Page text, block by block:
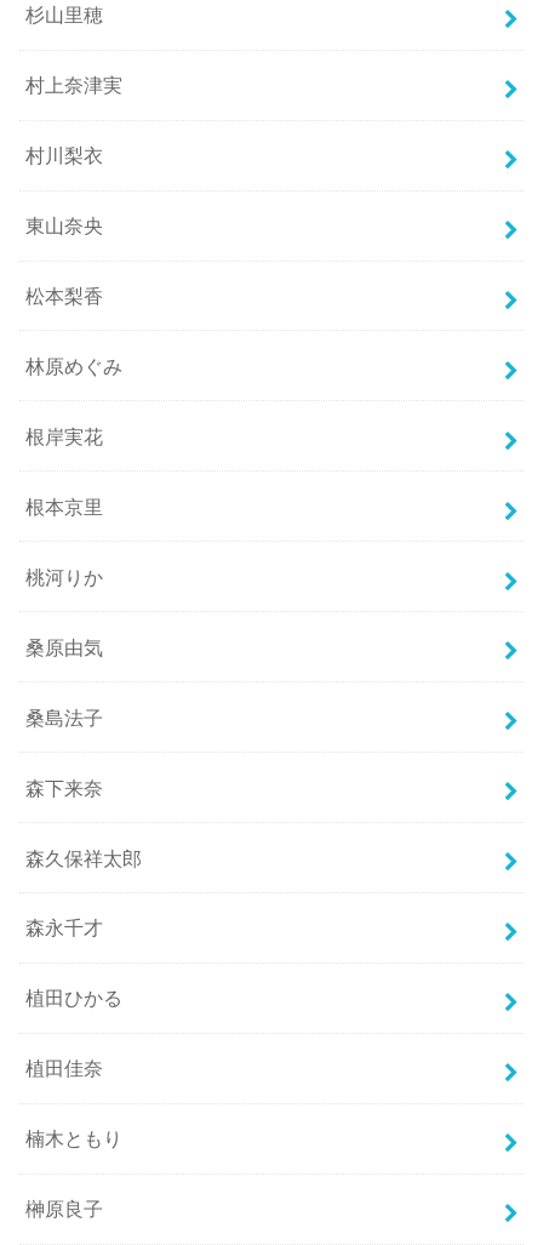
杉山里穂
村上奈津実
村川梨衣
東山奈央
松本梨香
林原めぐみ
根岸実花
根本京里
桃河りか
桑原由気
桑島法子
森下来奈
森久保祥太郎
森永千才
植田ひかる
植田佳奈
楠木ともり
榊原良子